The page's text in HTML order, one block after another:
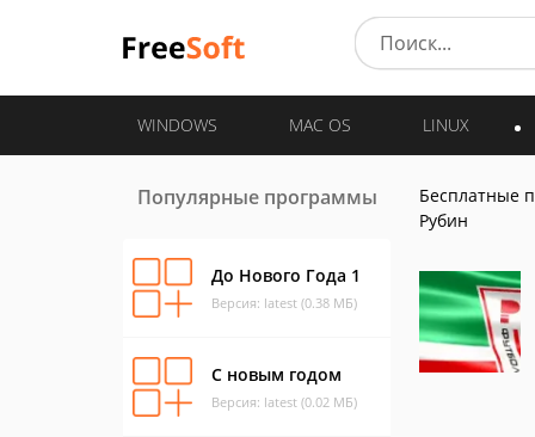
WINDOWS MAC OS LINUX
Популярные программы
До Нового Года 1
Версия: latest (0.38 МБ)
С новым годом
Версия: latest (0.02 МБ)
Бесплатные
Рубин